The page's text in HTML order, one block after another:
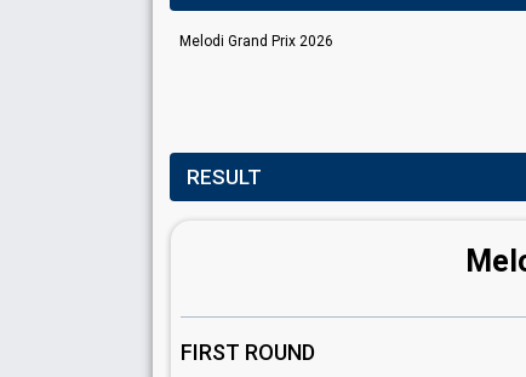
Melodi Grand Prix 2026
RESULT
FIRST ROUND